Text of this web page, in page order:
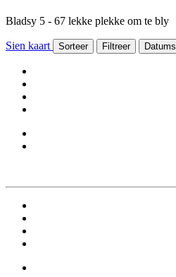
Bladsy 5 - 67 lekke plekke om te bly
Sien kaart Sorteer Filtreer Datums